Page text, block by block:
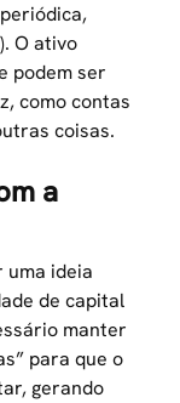
O ativo
podem ser
como contas
coisas.
a
uma ideia
de capital
manter
para que o
gerando